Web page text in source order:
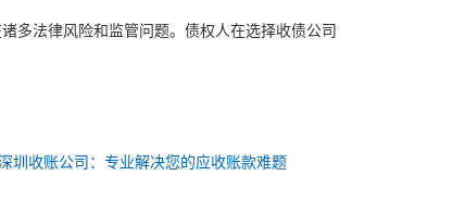
多法律风险和监管问题。债权人在选择收债公司
圳收账公司：专业解决您的应收账款难题